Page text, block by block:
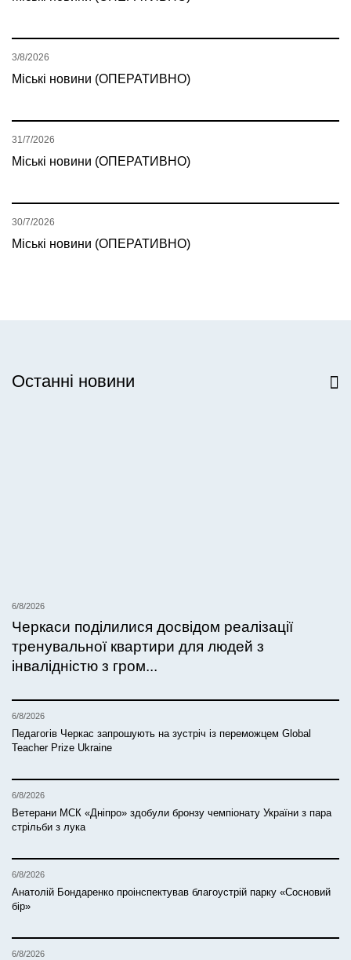
Міські новини (ОПЕРАТИВНО)
3/8/2026
Міські новини (ОПЕРАТИВНО)
31/7/2026
Міські новини (ОПЕРАТИВНО)
30/7/2026
Останні новини
6/8/2026
Черкаси поділилися досвідом реалізації
тренувальної квартири для людей з
інвалідністю з гром...
6/8/2026
Педагогів Черкас запрошують на зустріч із переможцем Global
Teacher Prize Ukraine
6/8/2026
Ветерани МСК «Дніпро» здобули бронзу чемпіонату України з пара
стрільби з лука
6/8/2026
Анатолій Бондаренко проінспектував благоустрій парку «Сосновий
бір»
6/8/2026